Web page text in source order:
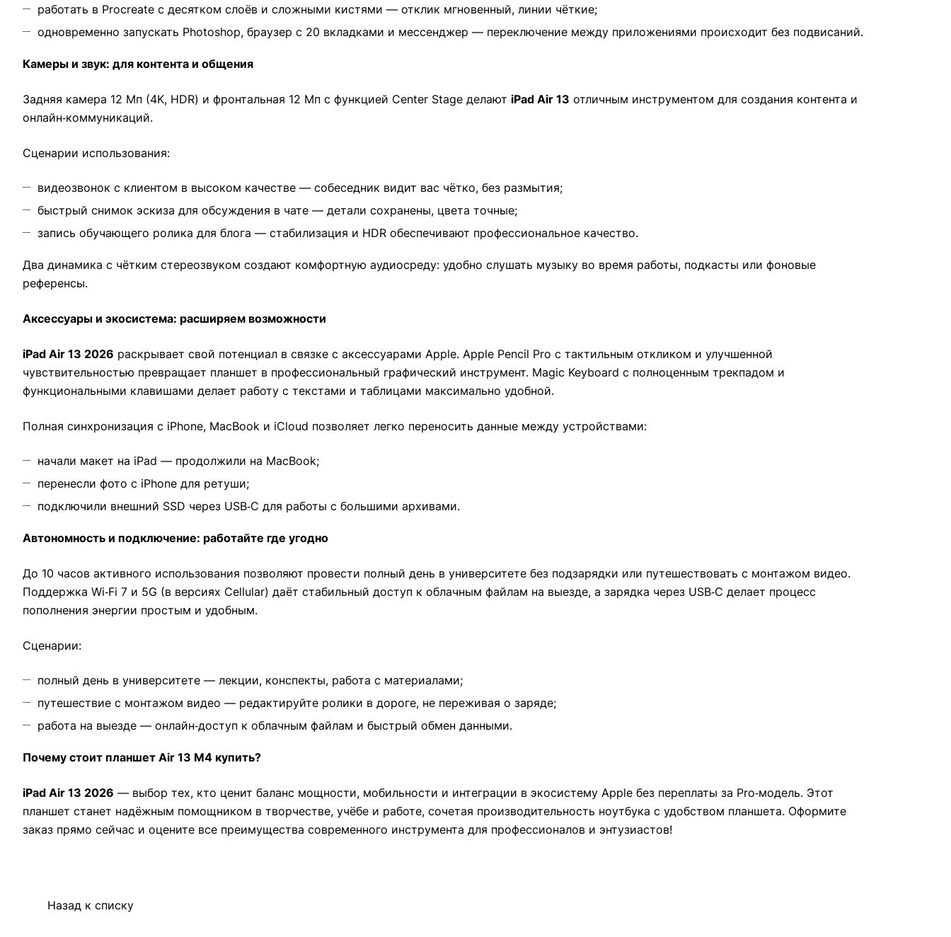
работать в Procreate с десятком слоёв и сложными кистями — отклик мгновенный, линии чёткие;
одновременно запускать Photoshop, браузер с 20 вкладками и мессенджер — переключение между приложениями происходит без подвисаний.
Камеры и звук: для контента и общения
Задняя камера 12 Мп (4K, HDR) и фронтальная 12 Мп с функцией Center Stage делают iPad Air 13 отличным инструментом для создания контента и
онлайн‑коммуникаций.
Сценарии использования:
видеозвонок с клиентом в высоком качестве — собеседник видит вас чётко, без размытия;
быстрый снимок эскиза для обсуждения в чате — детали сохранены, цвета точные;
запись обучающего ролика для блога — стабилизация и HDR обеспечивают профессиональное качество.
Два динамика с чётким стереозвуком создают комфортную аудиосреду: удобно слушать музыку во время работы, подкасты или фоновые
референсы.
Аксессуары и экосистема: расширяем возможности
iPad Air 13 2026 раскрывает свой потенциал в связке с аксессуарами Apple. Apple Pencil Pro с тактильным откликом и улучшенной
чувствительностью превращает планшет в профессиональный графический инструмент. Magic Keyboard с полноценным трекпадом и
функциональными клавишами делает работу с текстами и таблицами максимально удобной.
Полная синхронизация с iPhone, MacBook и iCloud позволяет легко переносить данные между устройствами:
начали макет на iPad — продолжили на MacBook;
перенесли фото с iPhone для ретуши;
подключили внешний SSD через USB‑C для работы с большими архивами.
Автономность и подключение: работайте где угодно
До 10 часов активного использования позволяют провести полный день в университете без подзарядки или путешествовать с монтажом видео.
Поддержка Wi‑Fi 7 и 5G (в версиях Cellular) даёт стабильный доступ к облачным файлам на выезде, а зарядка через USB‑C делает процесс
пополнения энергии простым и удобным.
Сценарии:
полный день в университете — лекции, конспекты, работа с материалами;
путешествие с монтажом видео — редактируйте ролики в дороге, не переживая о заряде;
работа на выезде — онлайн‑доступ к облачным файлам и быстрый обмен данными.
Почему стоит планшет Air 13 M4 купить?
iPad Air 13 2026 — выбор тех, кто ценит баланс мощности, мобильности и интеграции в экосистему Apple без переплаты за Pro‑модель. Этот
планшет станет надёжным помощником в творчестве, учёбе и работе, сочетая производительность ноутбука с удобством планшета. Оформите
заказ прямо сейчас и оцените все преимущества современного инструмента для профессионалов и энтузиастов!
Назад к списку